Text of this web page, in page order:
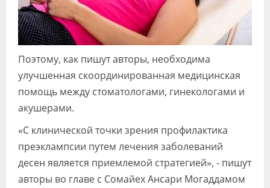
Поэтому, как пишут авторы, необходима
улучшенная скоординированная медицинская
помощь между стоматологами, гинекологами и
акушерами.
«С клинической точки зрения профилактика
преэклампсии путем лечения заболеваний
десен является приемлемой стратегией», - пишут
авторы во главе с Сомайех Ансари Могаддамом